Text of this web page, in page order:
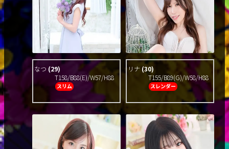
なつ (29)
T158/B88(E)/W57/H88
スリム
リナ (30)
T155/B89(G)/W58/H88
スレンダー